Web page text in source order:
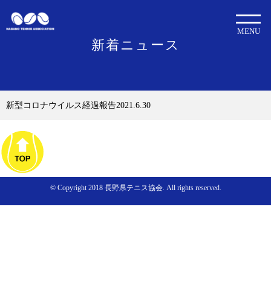
新着ニュース
MENU
新型コロナウイルス経過報告2021.6.30
© Copyright 2018 長野県テニス協会. All rights reserved.